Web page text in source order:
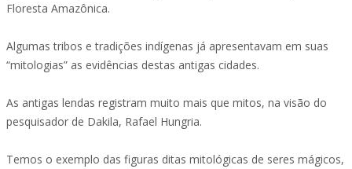
Floresta Amazônica.
Algumas tribos e tradições indígenas já apresentavam em suas
“mitologias” as evidências destas antigas cidades.
As antigas lendas registram muito mais que mitos, na visão do
pesquisador de Dakila, Rafael Hungria.
Temos o exemplo das figuras ditas mitológicas de seres mágicos,